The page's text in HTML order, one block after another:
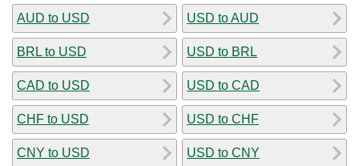
AUD to USD
BRL to USD
CAD to USD
CHF to USD
CNY to USD
USD to AUD
USD to BRL
USD to CAD
USD to CHF
USD to CNY